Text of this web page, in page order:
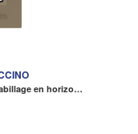
en horizo…